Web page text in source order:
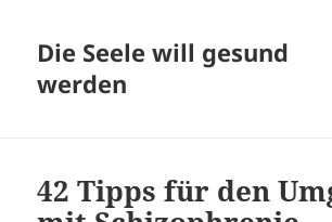
Die Seele will gesund
werden
42 Tipps für den